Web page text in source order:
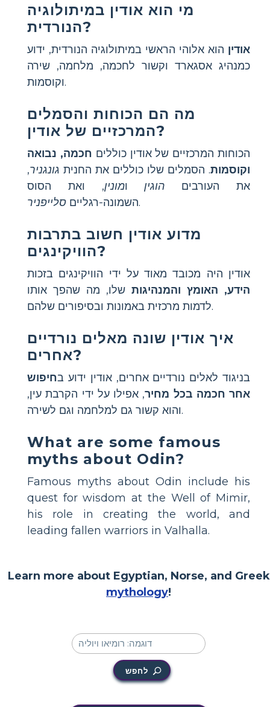
מי הוא אודין במיתולוגיה
הנורדית?
אודין הוא אלוהי הראשי במיתולוגיה הנורדית, ידוע
כמנהיג אסגארד וקשור לחכמה, מלחמה, שירה
וקוסמות.
מה הם הכוחות והסמלים
המרכזיים של אודין?
הכוחות המרכזיים של אודין כוללים חכמה, נבואה
וקוסמות. הסמלים שלו כוללים את החנית גונגניר,
את העורבים הוגיןומונין, ואת הסוס
השמונה-רגליים סלייפניר .
מדוע אודין חשוב בתרבות
הוויקינגים?
אודין היה מכובד מאוד על ידי הוויקינגים בזכות
הידע, האומץ והמנהיגות שלו, מה שהפך אותו
לדמות מרכזית באמונות ובסיפורים שלהם.
איך אודין שונה מאלים נורדיים
אחרים?
בניגוד לאלים נורדיים אחרים, אודין ידוע בחיפוש
אחר חכמה בכל מחיר, אפילו על ידי הקרבת עין,
והוא קשור גם למלחמה וגם לשירה.
What are some famous
myths about Odin?
Famous myths about Odin include his
quest for wisdom at the Well of Mimir,
his role in creating the world, and
leading fallen warriors in Valhalla.
Learn more about Egyptian, Norse, and Greek
mythology!
לחפש